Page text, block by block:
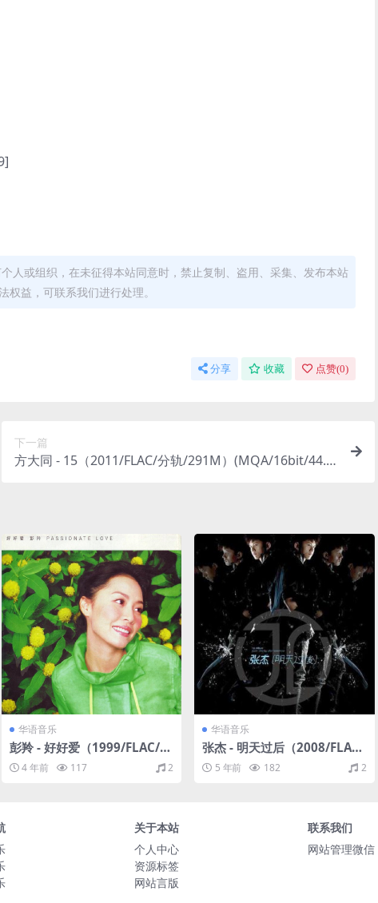
人或组织，在未征得本站同意时，禁止复制、盗用、采集、发布本站
益，可联系我们进行处理。
分享 收藏 点赞(0)
下一篇
方大同 - 15（2011/FLAC/分轨/291M）(MQA/16bit/44.1
华语音乐
彭羚 - 好好爱（1999/FLAC/分
轨/296M）
4 年前 117 2
华语音乐
张杰 - 明天过后（2008/FLAC/
分轨/273M）
5 年前 182 2
关于本站
个人中心
资源标签
网站言版
联系我们
网站管理微信